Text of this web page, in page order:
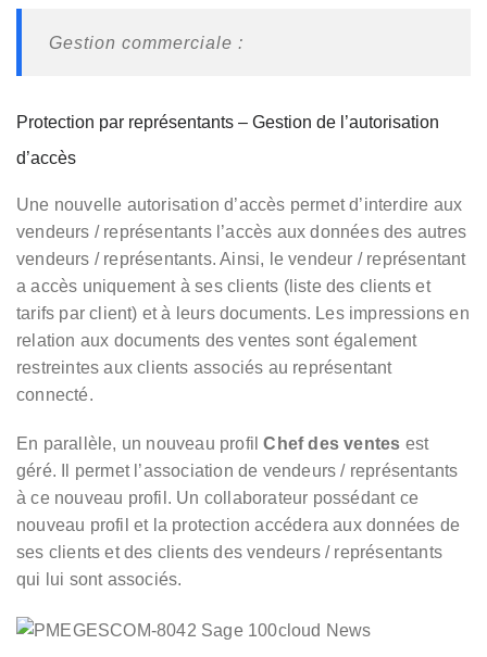
Gestion commerciale :
Protection par représentants – Gestion de l’autorisation
d’accès
Une nouvelle autorisation d’accès permet d’interdire aux
vendeurs / représentants l’accès aux données des autres
vendeurs / représentants. Ainsi, le vendeur / représentant
a accès uniquement à ses clients (liste des clients et
tarifs par client) et à leurs documents. Les impressions en
relation aux documents des ventes sont également
restreintes aux clients associés au représentant
connecté.
En parallèle, un nouveau profilChef des ventes est
géré. Il permet l’association de vendeurs / représentants
à ce nouveau profil. Un collaborateur possédant ce
nouveau profil et la protection accédera aux données de
ses clients et des clients des vendeurs / représentants
qui lui sont associés.